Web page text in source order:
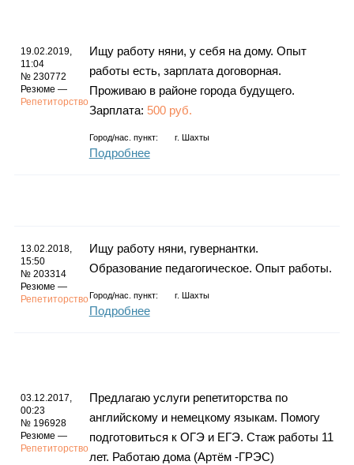
19.02.2019,
11:04
№ 230772
Резюме —
Репетиторство
Ищу работу няни, у себя на дому. Опыт
работы есть, зарплата договорная.
Проживаю в районе города будущего.
Зарплата: 500 руб.
Город/нас. пункт: г. Шахты
Подробнее
13.02.2018,
15:50
№ 203314
Резюме —
Репетиторство
Ищу работу няни, гувернантки.
Образование педагогическое. Опыт работы.
Город/нас. пункт: г. Шахты
Подробнее
03.12.2017,
00:23
№ 196928
Резюме —
Репетиторство
Предлагаю услуги репетиторства по
английскому и немецкому языкам. Помогу
подготовиться к ОГЭ и ЕГЭ. Стаж работы 11
лет. Работаю дома (Артём -ГРЭС)